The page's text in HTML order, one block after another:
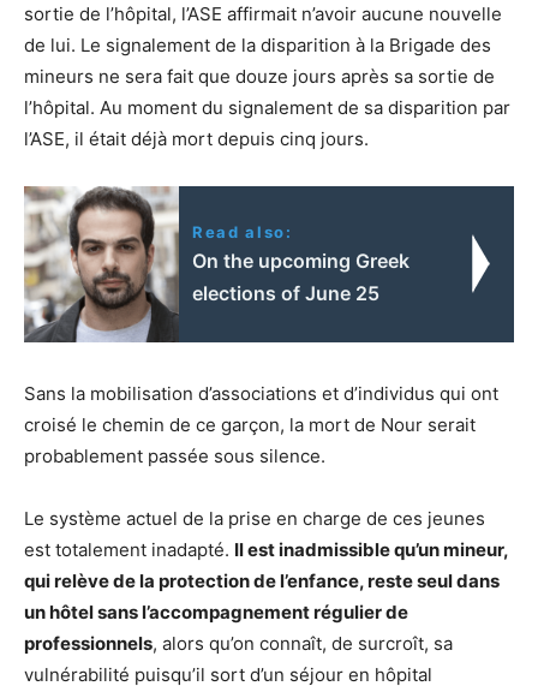
sortie de l’hôpital, l’ASE affirmait n’avoir aucune nouvelle
de lui. Le signalement de la disparition à la Brigade des
mineurs ne sera fait que douze jours après sa sortie de
l’hôpital. Au moment du signalement de sa disparition par
l’ASE, il était déjà mort depuis cinq jours.
Read also:
On the upcoming Greek
elections of June 25
Sans la mobilisation d’associations et d’individus qui ont
croisé le chemin de ce garçon, la mort de Nour serait
probablement passée sous silence.
Le système actuel de la prise en charge de ces jeunes
est totalement inadapté. Il est inadmissible qu’un mineur,
qui relève de la protection de l’enfance, reste seul dans
un hôtel sans l’accompagnement régulier de
professionnels, alors qu’on connaît, de surcroît, sa
vulnérabilité puisqu’il sort d’un séjour en hôpital